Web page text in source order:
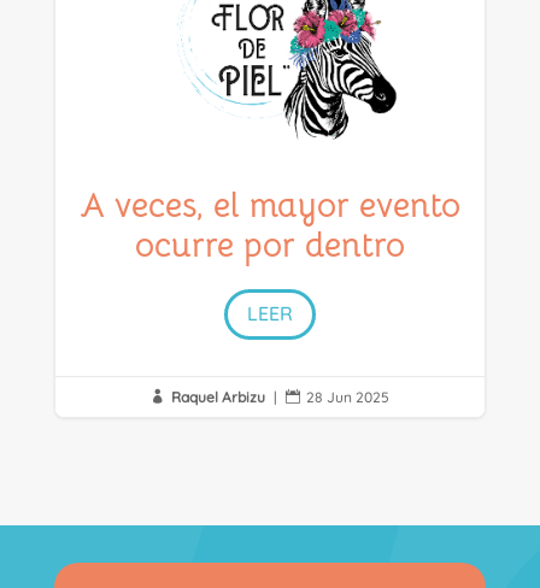
A veces, el mayor evento
ocurre por dentro
LEER
 Raquel Arbizu |  28 Jun 2025